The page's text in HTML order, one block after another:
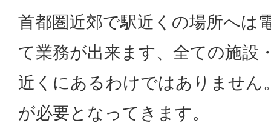
首都圏近郊で駅近くの場所へは
て業務が出来ます、全ての施設
近くにあるわけではありません
が必要となってきます。